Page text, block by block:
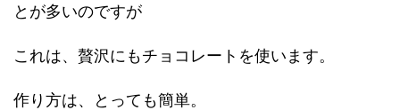
とが多いのですが
これは、贅沢にもチョコレートを使います。
作り方は、とっても簡単。